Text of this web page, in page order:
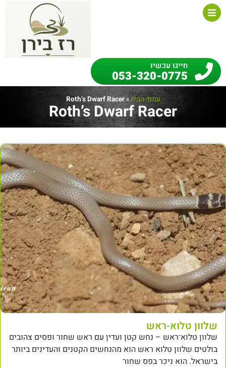
חייגו עכשיו
053-320-0775
עמוד-הבית»
Roth’s Dwarf Racer
Roth’s Dwarf Racer
שלוון טלוא-ראש
שלוון טלוא־ראש – נחש קטן ועדין עם ראש שחור ופסים צהובים
בולטים שלוון טלוא ראש הוא מהנחשים הקטנים והעדינים ביותר
בישראל. הוא ניכר בפס שחור